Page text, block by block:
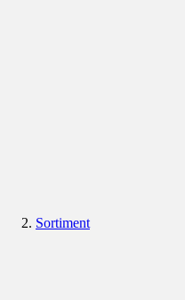
Sortiment